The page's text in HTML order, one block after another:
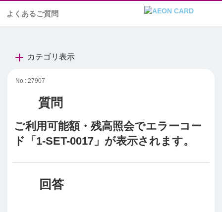
よくあるご質問
カテゴリ表示
No : 27907
ご利用可能額・残高照会でエラーコー
ド「1-SET-0017」が表示されます。